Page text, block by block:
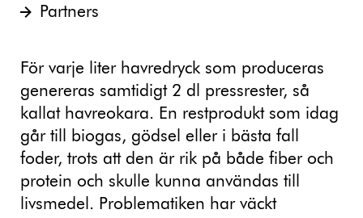
Partners
För varje liter havredryck som produceras
genereras samtidigt 2 dl pressrester, så
kallat havreokara. En restprodukt som idag
går till biogas, gödsel eller i bästa fall
foder, trots att den är rik på både fiber och
protein och skulle kunna användas till
livsmedel. Problematiken har väckt